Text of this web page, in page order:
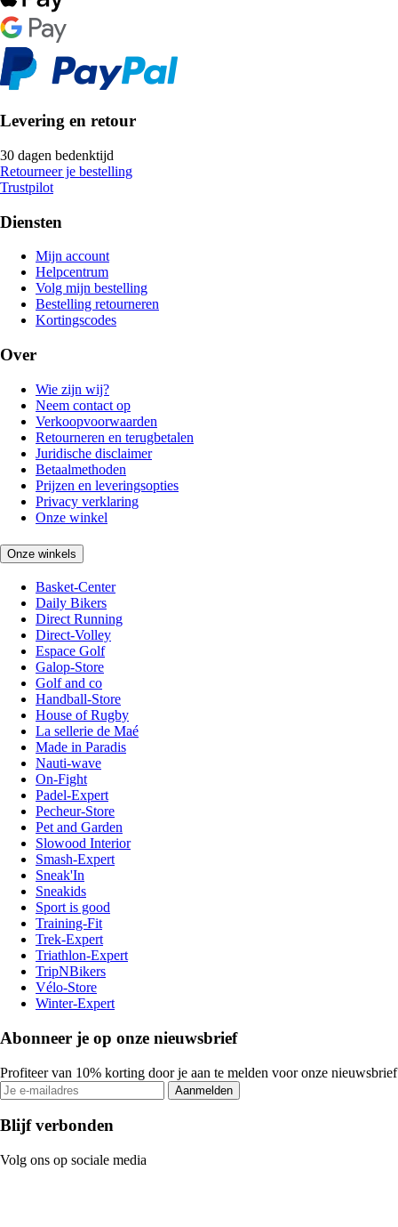
Levering en retour
30 dagen bedenktijd
Retourneer je bestelling
Trustpilot
Diensten
Mijn account
Helpcentrum
Volg mijn bestelling
Bestelling retourneren
Kortingscodes
Over
Wie zijn wij?
Neem contact op
Verkoopvoorwaarden
Retourneren en terugbetalen
Juridische disclaimer
Betaalmethoden
Prijzen en leveringsopties
Privacy verklaring
Onze winkel
Onze winkels
Basket-Center
Daily Bikers
Direct Running
Direct-Volley
Espace Golf
Galop-Store
Golf and co
Handball-Store
House of Rugby
La sellerie de Maé
Made in Paradis
Nauti-wave
On-Fight
Padel-Expert
Pecheur-Store
Pet and Garden
Slowood Interior
Smash-Expert
Sneak'In
Sneakids
Sport is good
Training-Fit
Trek-Expert
Triathlon-Expert
TripNBikers
Vélo-Store
Winter-Expert
Abonneer je op onze nieuwsbrief
Profiteer van 10% korting door je aan te melden voor onze nieuwsbrief
Aanmelden
Blijf verbonden
Volg ons op sociale media